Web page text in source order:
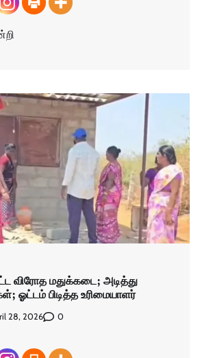
விரோத மதுக்கடை; அடித்து
ஓட்டம் பிடித்த உரிமையாளர்
28, 2026 0